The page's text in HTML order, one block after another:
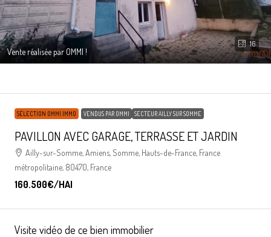
16
Vente réalisée par OMMI !
SÉLECTION OMMI IMMO VENDUS PAR OMMI SECTEUR AILLY SUR SOMME
PAVILLON AVEC GARAGE, TERRASSE ET JARDIN
Ailly-sur-Somme, Amiens, Somme, Hauts-de-France, France
métropolitaine, 80470, France
160.500€/HAI
Visite vidéo de ce bien immobilier